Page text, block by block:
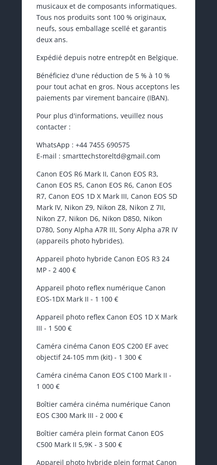
musicaux et de composants informatiques.
Tous nos produits sont 100 % originaux,
neufs, sous emballage scellé et garantis
deux ans.
Expédié depuis notre entrepôt en Belgique.
Bénéficiez d'une réduction de 5 % à 10 %
pour tout achat en gros. Nous acceptons les
paiements par virement bancaire (IBAN).
Pour plus d'informations, veuillez nous
contacter :
WhatsApp : +44 7455 690575
E-mail : smarttechstoreltd@gmail.com
Canon EOS R6 Mark II, Canon EOS R3,
Canon EOS R5, Canon EOS R6, Canon EOS
R7, Canon EOS 1D X Mark III, Canon EOS 5D
Mark IV, Nikon Z9, Nikon Z8, Nikon Z 7II,
Nikon Z7, Nikon D6, Nikon D850, Nikon
D780, Sony Alpha A7R III, Sony Alpha a7R IV
(appareils photo hybrides).
Appareil photo hybride Canon EOS R3 24
MP - 2 400 €
Appareil photo reflex numérique Canon
EOS-1DX Mark II - 1 100 €
Appareil photo reflex Canon EOS 1D X Mark
III - 1 500 €
Caméra cinéma Canon EOS C200 EF avec
objectif 24-105 mm (kit) - 1 300 €
Caméra cinéma Canon EOS C100 Mark II -
1 000 €
Boîtier caméra cinéma numérique Canon
EOS C300 Mark III - 2 000 €
Boîtier caméra plein format Canon EOS
C500 Mark II 5,9K - 3 500 €
Appareil photo hybride plein format Canon